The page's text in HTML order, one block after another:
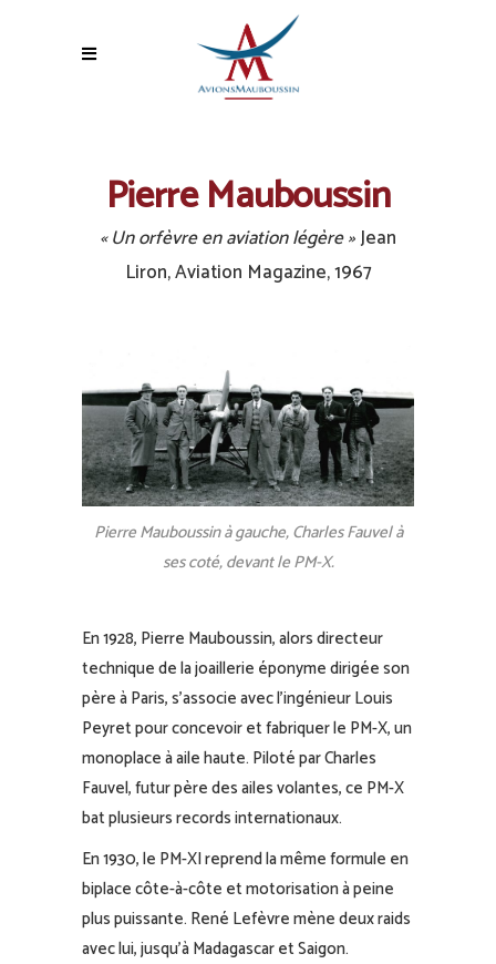
Pierre Mauboussin
« Un orfèvre en aviation légère »Jean
Liron, Aviation Magazine, 1967
Pierre Mauboussin à gauche, Charles Fauvel à
ses coté, devant le PM-X.
En 1928, Pierre Mauboussin, alors directeur
technique de la joaillerie éponyme dirigée son
père à Paris, s’associe avec l’ingénieur Louis
Peyret pour concevoir et fabriquer le PM-X, un
monoplace à aile haute. Piloté par Charles
Fauvel, futur père des ailes volantes, ce PM-X
bat plusieurs records internationaux.
En 1930, le PM-XI reprend la même formule en
biplace côte-à-côte et motorisation à peine
plus puissante. René Lefèvre mène deux raids
avec lui, jusqu’à Madagascar et Saigon.